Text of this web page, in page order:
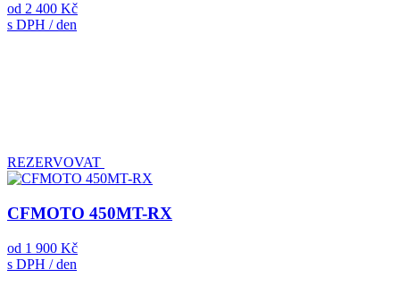
od 2 400 Kč
s DPH / den
REZERVOVAT
CFMOTO 450MT-RX
od 1 900 Kč
s DPH / den